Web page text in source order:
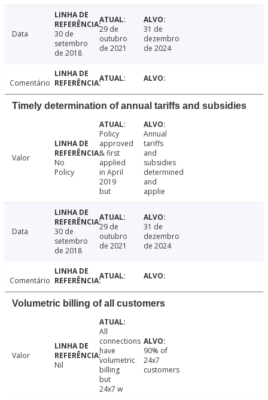
Data
30 de
setembro
de 2018
29 de
outubro
de 2021
31 de
dezembro
de 2024
Comentário
Timely determination of annual tariffs and subsidies
Valor
No
Policy
Policy
approved
& first
applied
in April
2019
but
Annual
tariffs
and
subsidies
determined
and
applie
Data
30 de
setembro
de 2018
29 de
outubro
de 2021
31 de
dezembro
de 2024
Comentário
Volumetric billing of all customers
Valor
Nil
All
connections
have
volumetric
billing
but
24x7 w
90% of
24x7
customers